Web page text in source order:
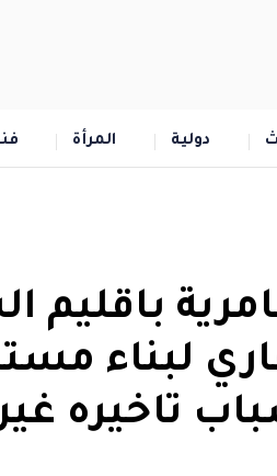
دولية المرأة
باقليم
لبناء
تاخيره